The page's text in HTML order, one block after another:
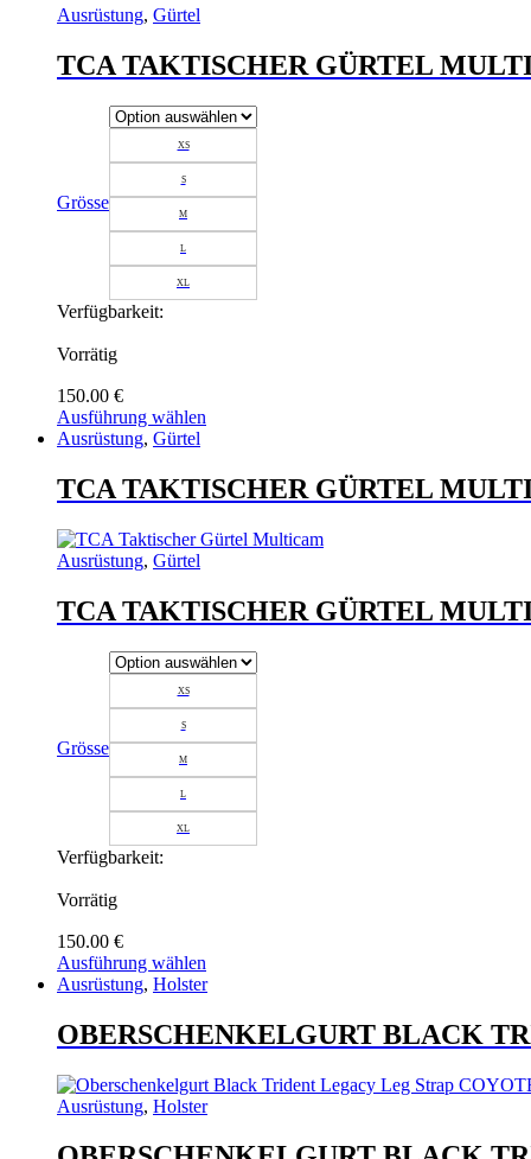
Ausrüstung, Gürtel
TCA TAKTISCHER GÜRTEL
Grösse
XS
S
M
L
XL
Verfügbarkeit:
Vorrätig
150.00 €
Ausführung wählen
Dieses
weist
mehrere
auf.
Die
können
auf
Produktseite
werden
Ausrüstung, Gürtel
TCA TAKTISCHER GÜRTEL
Ausrüstung, Gürtel
TCA TAKTISCHER GÜRTEL
Grösse
XS
S
M
L
XL
Verfügbarkeit:
Vorrätig
150.00 €
Ausführung wählen
Dieses
weist
mehrere
auf.
Die
können
Ausrüstung, Holster
OBERSCHENKELGURT BLACK
Ausrüstung, Holster